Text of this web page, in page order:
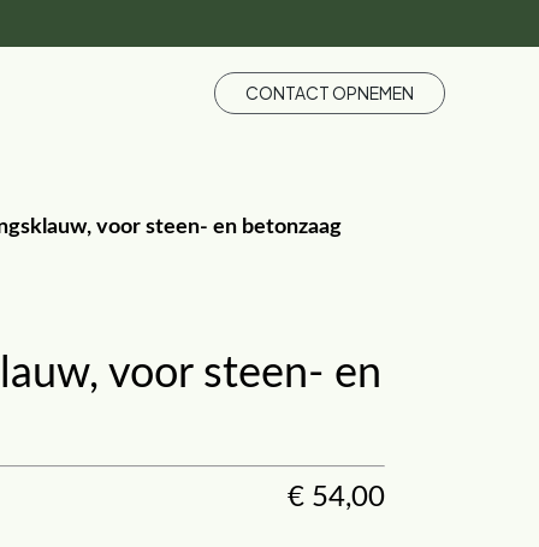
CONTACT OPNEMEN
voor steen- en betonzaag
voor steen- en
€ 54,00